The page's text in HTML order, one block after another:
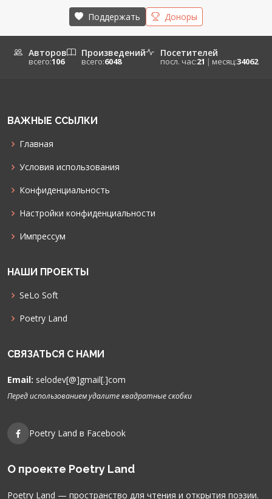
Поддержать Доноры
Авторов
всего:106
Произведений
всего:6048
Посетителей
посл. час:21 | месяц:34062
ВАЖНЫЕ ССЫЛКИ
Главная
Условия использования
Конфиденциальность
Настройки конфиденциальности
Импрессум
НАШИ ПРОЕКТЫ
SeLo Soft
Poetry Land
СВЯЗАТЬСЯ С НАМИ
Email: selodev[@]gmail[.]com
Перед использованием удалите квадратные скобки
Poetry Land в Facebook
О проекте Poetry Land
Poetry Land — пространство для чтения и открытия поэзии.